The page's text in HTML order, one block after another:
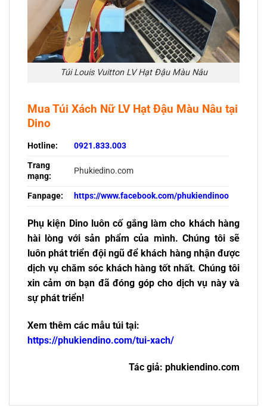
Túi Louis Vuitton LV Hạt Đậu Màu Nâu
MuaTúi Xách Nữ LV Hạt Đậu Màu Nâu tại
Dino
Hotline:
0921.833.003
Trang
mạng:
Phukiedino.com
Fanpage: https://www.facebook.com/phukiendinoo
Phụ kiện Dino luôn cố gắng làm cho khách hàng
hài lòng với sản phẩm của mình. Chúng tôi sẽ
luôn phát triển đội ngũ để khách hàng nhận được
dịch vụ chăm sóc khách hàng tốt nhất. Chúng tôi
xin cảm ơn bạn đã đóng góp cho dịch vụ này và
sự phát triển!
Xem thêm các mẫu túi tại:
https://phukiendino.com/tui-xach/
Tác giả: phukiendino.com